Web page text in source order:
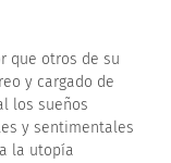
que otros de su
y cargado de
los sueños
y sentimentales
la utopía